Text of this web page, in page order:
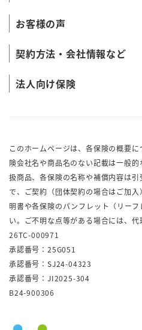
お客様の声
契約方法・会社情報など
法人向け保険
このホームページは、各保険の概要
険会社名や商品名のない記載は一般
扱商品、各保険の名称や補償内容は
で、ご契約（団体契約の場合はご加
明書や各保険のパンフレット（リー
い。ご不明な点等がある場合には、代
26TC-000971
承認番号：25G051
承認番号：SJ24-04323
承認番号：JI2025-304
B24-900306